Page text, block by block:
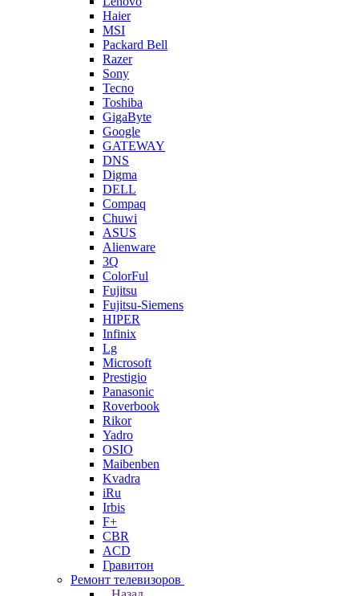
Haier
MSI
Packard Bell
Razer
Sony
Tecno
Toshiba
GigaByte
Google
GATEWAY
DNS
Digma
DELL
Compaq
Chuwi
ASUS
Alienware
3Q
ColorFul
Fujitsu
Fujitsu-Siemens
HIPER
Infinix
Lg
Microsoft
Prestigio
Panasonic
Roverbook
Rikor
Yadro
OSIO
Maibenben
Kvadra
iRu
Irbis
F+
CBR
ACD
Гравитон
Ремонт телевизоров